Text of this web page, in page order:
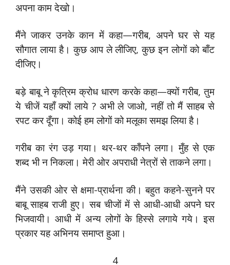
अपना काम देखो।
मैंने जाकर उनके कान में कहा—गरीब, अपने घर से यह
सौगात लाया है। कुछ आप ले लीजिए, कुछ इन लोगों को बाँट
दीजिए।
बड़े बाबू ने कृत्रिम क्रोध धारण करके कहा—क्यों गरीब, तुम
ये चीजें यहाँ क्यों लाये ? अभी ले जाओ, नहीं तो मैं साहब से
रपट कर दूँगा। कोई हम लोगों को मलूका समझ लिया है।
गरीब का रंग उड़ गया। थर-थर काँपने लगा। मुँह से एक
शब्द भी न निकला। मेरी ओर अपराधी नेत्रों से ताकने लगा।
मैंने उसकी ओर से क्षमा-प्रार्थना की। बहुत कहने-सुनने पर
बाबू साहब राजी हुए। सब चीजों में से आधी-आधी अपने घर
भिजवायी। आधी में अन्य लोगों के हिस्से लगाये गये। इस
प्रकार यह अभिनय समाप्त हुआ।
4